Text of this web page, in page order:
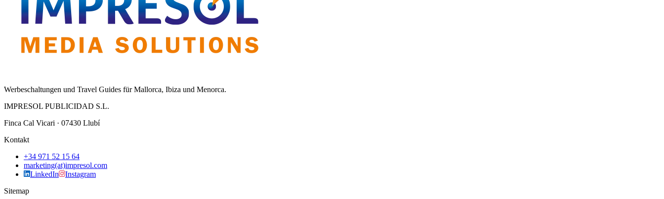
Werbeschaltungen und Travel Guides für Mallorca, Ibiza und Menorca.
IMPRESOL PUBLICIDAD S.L.
Finca Cal Vicari · 07430 Llubí
Kontakt
+34 971 52 15 64
marketing(at)impresol.com
LinkedIn
Instagram
Sitemap